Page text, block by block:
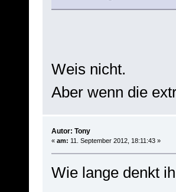
Weis nicht.
Aber wenn die
Autor: Tony
« am: 11. September 2012, 18:11:43 »
Wie lange denkt